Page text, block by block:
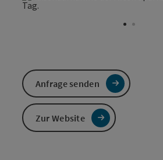
Anfrage senden
Zur Website